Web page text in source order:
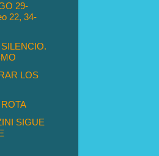
29-
22, 34-
LOS
SIGUE